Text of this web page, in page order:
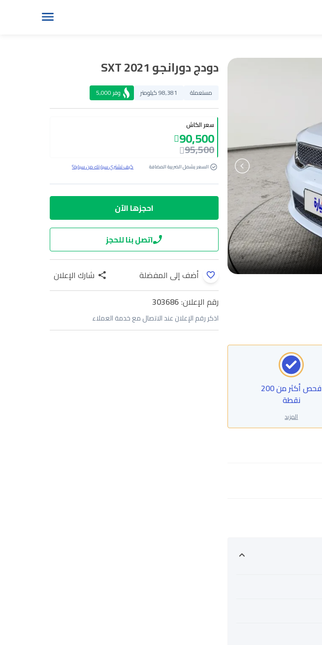
فحص أكثر من 200
نقطة
المزيد
دودج دورانجو SXT 2021
مستعملة 98,381 كيلومتر وفر5,000
سعر الكاش
90,500
95,500
السعر يشمل الضريبة المضافة كيف تشتري سيارتك من سيارة؟
احجزها الآن
اتصل بنا للحجز
أضف إلى المفضلة
شارك الإعلان
رقم الإعلان:303686
اذكر رقم الإعلان عند الاتصال مع خدمة العملاء